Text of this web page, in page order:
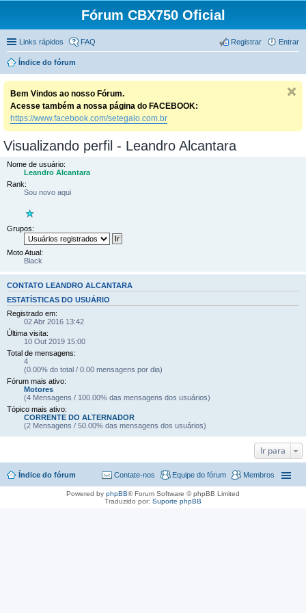
Fórum CBX750 Oficial
Links rápidos FAQ Entrar
Registrar
Índice do fórum
Bem Vindos ao nosso Fórum.
Acesse também a nossa página do FACEBOOK:
https://www.facebook.com/setegalo.com.br
Visualizando perfil - Leandro Alcantara
Nome de usuário:
Leandro Alcantara
Rank:
Sou novo aqui
Grupos:
Moto Atual:
Black
CONTATO LEANDRO ALCANTARA
ESTATÍSTICAS DO USUÁRIO
Registrado em:
02 Abr 2016 13:42
Última visita:
10 Out 2019 15:00
Total de mensagens:
4
(0.00% do total / 0.00 mensagens por dia)
Fórum mais ativo:
Motores
(4 Mensagens / 100.00% das mensagens dos usuários)
Tópico mais ativo:
CORRENTE DO ALTERNADOR
(2 Mensagens / 50.00% das mensagens dos usuários)
Ir para
Índice do fórum Membros
Equipe do fórum
Contate-nos
Powered by phpBB® Forum Software © phpBB Limited
Traduzido por: Suporte phpBB